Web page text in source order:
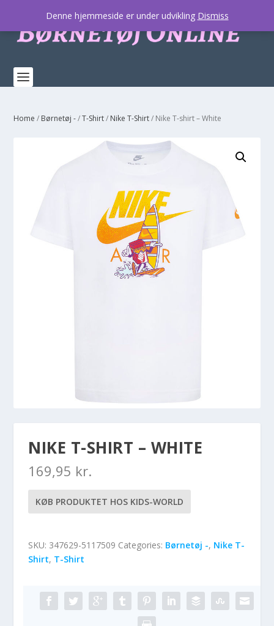
Home / Børnetøj -/T-Shirt/ Nike T-Shirt/ Nike T-shirt – White
NIKE T-SHIRT – WHITE
169,95 kr.
KØB PRODUKTET HOS KIDS-WORLD
SKU: 347629-5117509 Categories: Børnetøj -, Nike T-
Shirt, T-Shirt
Denne hjemmeside er under udvikling Dismiss